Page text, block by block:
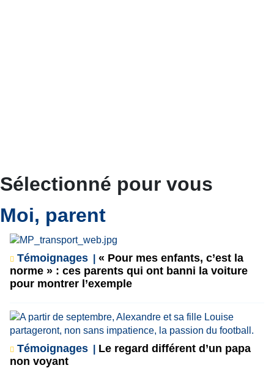
Sélectionné pour vous
Moi, parent
Témoignages
« Pour mes enfants, c’est la
norme » : ces parents qui ont banni la voiture
pour montrer l’exemple
Témoignages
Le regard différent d’un papa
non voyant